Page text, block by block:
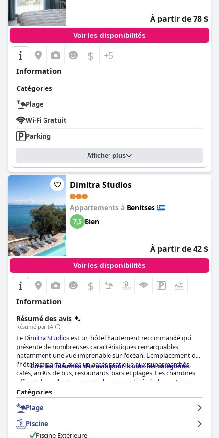
À partir de 78 $
Voir les disponibilités
$ +5
Information
Catégories
Plage
Wi-Fi Gratuit
Parking
Afficher plus
Dimitra Studios
Appartements à Benitses
7,5 Bien
À partir de 42 $
Voir les disponibilités
$
Information
Résumé des avis
Résumé par IA
Le Dimitra Studiosest un hôtel hautement recommandé qui
présente de nombreuses caractéristiques remarquables,
notamment une vue imprenable sur l'océan. L'emplacement de
l'hôtel est parfait, avec un accès pratique aux supermarchés,
cafés, arrêts de bus, restaurants, bars et plages. Les chambres
offrent d'excellentes vues sur la mer, sont généralement propres
et bien rangées, avec des lits confortables et des installations
bien équipées. Quelques clients ont signalé des problèmes
mineurs, mais la majorité d'entre eux ont trouvé que les
chambres répondaient à leurs besoins. Le personnel est
incroyablement amical, serviable et arrangeant, et les clients ne
cessent de louer leur accueil chaleureux. Les clients ont
Lire les résumés des avis pour toutes les catégories
Catégories
Plage
Piscine
Piscine Extérieure